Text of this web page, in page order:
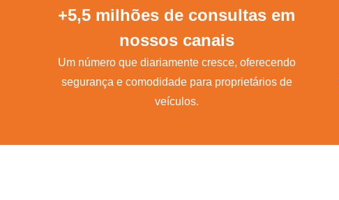
+5,5 milhões de consultas em
nossos canais
Um número que diariamente cresce, oferecendo
segurança e comodidade para proprietários de
veículos.